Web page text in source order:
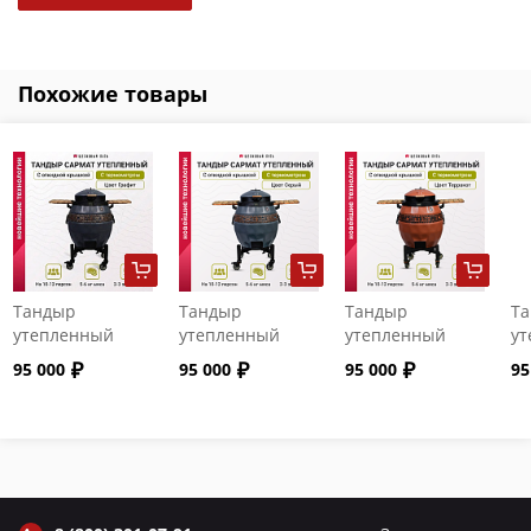
Похожие товары
Тандыр
утепленный
"Сармат" с
откидной
95 000
Тандыр
утепленный
"Сармат" с
откидной
95 000
Тандыр
утепленный
"Сармат" с
откидной
95 000